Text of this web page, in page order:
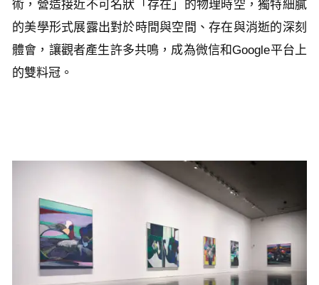
術，營造接近不可名狀「存在」的物理時空，獨特細膩
的美學形式展露出對於時間與空間、存在與消逝的深刻
體會，讓觀者產生許多共鳴，成為微信和Google平台上
的雙料冠。